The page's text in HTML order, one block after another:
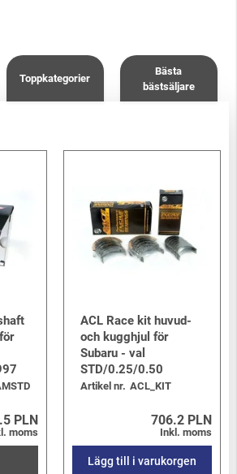
Toppkategorier
Bästa
bästsäljare
PLN
moms
ACL Race kit huvud-
och kugghjul för
Subaru - val
STD/0.25/0.50
Artikel nr. ACL_KIT
706.2 PLN
Inkl. moms
Lägg till i varukorgen